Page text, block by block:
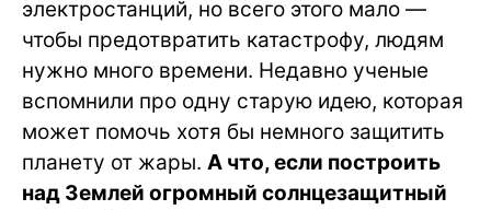
электростанций, но всего этого мало —
чтобы предотвратить катастрофу, людям
нужно много времени. Недавно ученые
вспомнили про одну старую идею, которая
может помочь хотя бы немного защитить
планету от жары. А что, если построить
над Землей огромный солнцезащитный